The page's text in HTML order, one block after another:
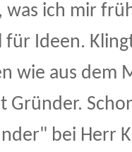
was ich mir
Ideen.
wie aus dem
Gründer.
bei Herr